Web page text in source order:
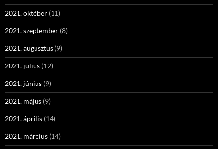
2021. október (11)
2021. szeptember (8)
2021. augusztus (9)
2021. július (12)
2021. június (9)
2021. május (9)
2021. április (14)
2021. március (14)